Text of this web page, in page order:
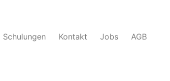
Schulungen Kontakt Jobs AGB